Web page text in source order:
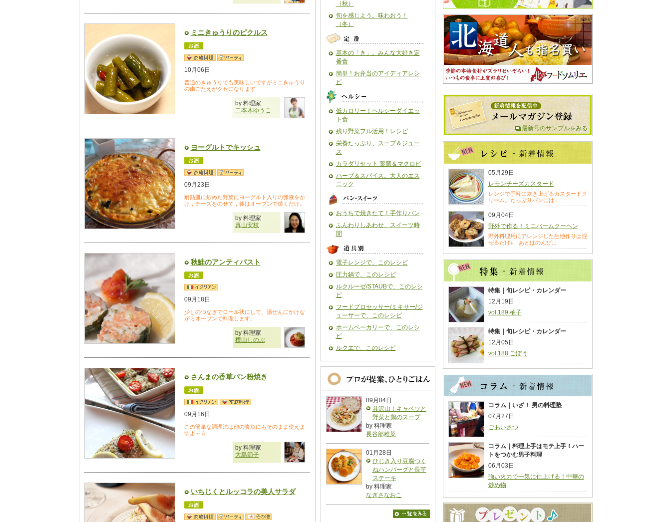
ミニきゅうりのピクルス
10月06日
普通のきゅうりでも美味しいですがミニきゅうり
の歯ごたえがクセになります
by 料理家
二本木ゆうこ
ヨーグルトでキッシュ
09月23日
耐熱皿に炒めた野菜にヨーグルト入りの卵液をか
け，チーズをのせて，後はオーブンで焼くだけ。
by 料理家
真山安枝
秋鮭のアンティパスト
09月18日
少しのつなぎでロール状にして、湯せんにかけな
がらオーブンで料理します。
by 料理家
横山しのぶ
さんまの香草パン粉焼き
09月16日
この簡単な調理法は他の青魚にもそのまま使えま
すよ～☆
by 料理家
大島節子
いちじくとルッコラの美人サラダ
（秋）
旬を感じよう。味わおう！
（冬）
基本の「き」。みんな大好き定
番食
簡単！お弁当のアイディアレシ
ピ
低カロリー！ヘルシーダイエッ
ト食
残り野菜フル活用！レシピ
栄養たっぷり、スープ＆ジュー
ス
カラダリセット 薬膳＆マクロビ
ハーブ＆スパイス。大人のエス
ニック
おうちで焼きたて！手作りパン
ふんわりしあわせ、スイーツ時
間
電子レンジで、このレシピ
圧力鍋で、このレシピ
ルクルーゼ/STAUBで、このレシ
ピ
フードプロセッサー/ミキサー/ジ
ューサーで、このレシピ
ホームベーカリーで、このレシ
ピ
ルクエで、このレシピ
09月04日
具沢山！キャベツと
野菜と鶏のスープ
by 料理家
長谷部稚菜
01月28日
ひじき入り豆腐つく
ねハンバーグと長芋
ステーキ
by 料理家
なぎさなおこ
最新号のサンプルをみる
05月29日
レモンチーズカスタード
レンジで手軽に炊き上げるカスタードク
リーム。たっぷりパンには...
09月04日
野外で作る！ミニバームクーヘン
野外料理用にアレンジした生地作りは混
ぜるだけ♪ あとはのんび...
特集｜旬レシピ・カレンダー
12月19日
vol.189 柚子
特集｜旬レシピ・カレンダー
12月05日
vol.188 ごぼう
コラム｜いざ！ 男の料理塾
07月27日
ごあいさつ
コラム｜料理上手はモテ上手！ハー
トをつかむ男子料理
06月03日
強い火力で一気に仕上げる！中華の
炒め物